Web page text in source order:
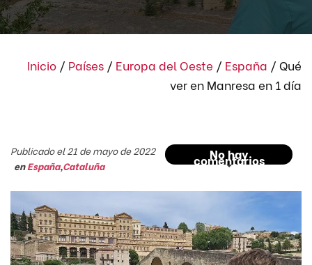
Inicio / Países / Europa del Oeste / España / Qué
ver en Manresa en 1 día
No hay
comentarios
Publicado el 21 de mayo de 2022
enEspaña,Cataluña